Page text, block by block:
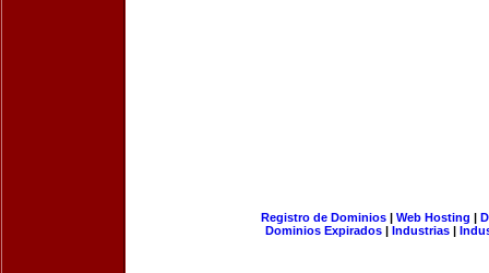
Registro de Dominios| Web Hosting |
Dominios Expirados | Industrias |